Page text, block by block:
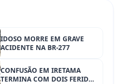
IDOSO MORRE EM GRAVE
ACIDENTE NA BR-277
CONFUSÃO EM IRETAMA
TERMINA COM DOIS FERIDOS